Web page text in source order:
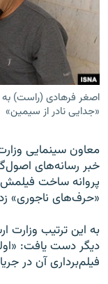
به ما بپیوندید
زبان‌های دیگر
اصغر فرهادی (راست) به
«جدایی نادر از سیمین»
معاون سینمایی
خبر رسانه‌های
پروانه ساخت
«حرف‌های ناجوری»
به این ترتیب وزارت
دیگر دست یافت:
فیلم‌برداری آن در